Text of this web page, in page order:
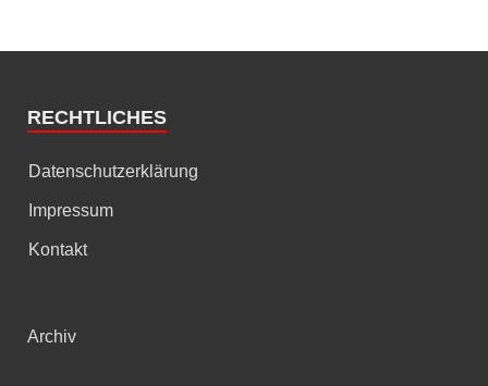
RECHTLICHES
Datenschutzerklärung
Impressum
Kontakt
Archiv